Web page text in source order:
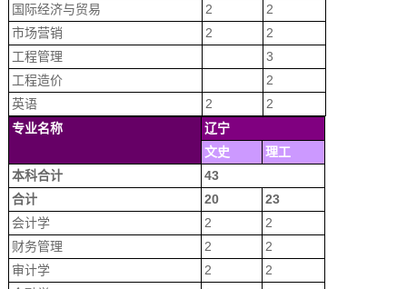
国际经济与贸易
2
2
市场营销
2
2
工程管理
3
工程造价
2
英语
2
2
专业名称
辽宁
文史
理工
本科合计
43
合计
20
23
会计学
2
2
财务管理
2
2
审计学
2
2